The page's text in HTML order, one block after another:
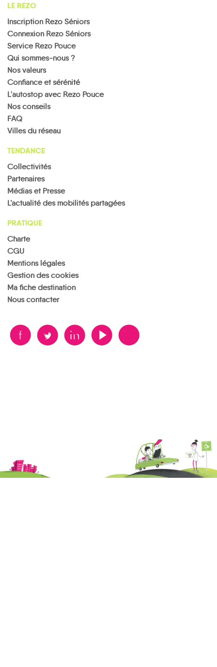
LE REZO
Inscription Rezo Séniors
Connexion Rezo Séniors
Service Rezo Pouce
Qui sommes-nous ?
Nos valeurs
Confiance et sérénité
L'autostop avec Rezo Pouce
Nos conseils
FAQ
Villes du réseau
TENDANCE
Collectivités
Partenaires
Médias et Presse
L’actualité des mobilités partagées
PRATIQUE
Charte
CGU
Mentions légales
Gestion des cookies
Ma fiche destination
Nous contacter
B A D F V